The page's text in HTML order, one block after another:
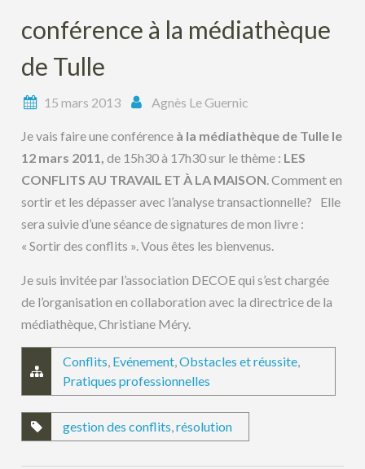
conférence à la médiathèque
de Tulle
15 mars 2013 Agnès Le Guernic
Je vais faire une conférence à la médiathèque de Tulle le
12 mars 2011,de 15h30 à 17h30 sur le thème : LES
CONFLITS AU TRAVAIL ET À LA MAISON. Comment en
sortir et les dépasser avec l’analyse transactionnelle? Elle
sera suivie d’une séance de signatures de mon livre :
« Sortir des conflits ». Vous êtes les bienvenus.
Je suis invitée par l’association DECOE qui s’est chargée
de l’organisation en collaboration avec la directrice de la
médiathèque, Christiane Méry.
Conflits, Evénement,Obstacles et réussite,
Pratiques professionnelles
gestion des conflits,résolution